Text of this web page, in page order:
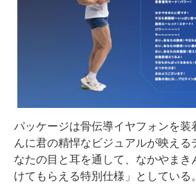
パッケージは骨伝導イヤフォンを装
んに君の精悍なビジュアルが映える
なたの⽬と⽿を通して、なかやまき
けてもらえる特別仕様」としている。